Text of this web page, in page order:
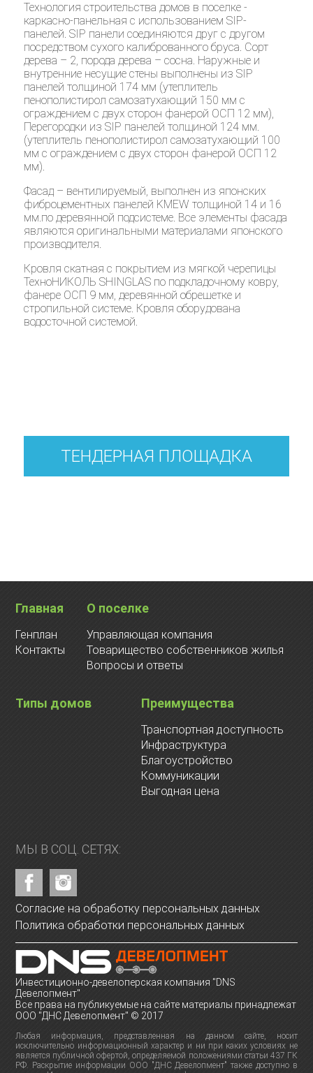
Технология строительства домов в поселке -
каркасно-панельная с использованием SIP-
панелей. SIP панели соединяются друг с другом
посредством сухого калиброванного бруса. Сорт
дерева – 2, порода дерева – сосна. Наружные и
внутренние несущие стены выполнены из SIP
панелей толщиной 174 мм (утеплитель
пенополистирол самозатухающий 150 мм с
ограждением с двух сторон фанерой ОСП 12 мм),
Перегородки из SIP панелей толщиной 124 мм.
(утеплитель пенополистирол самозатухающий 100
мм с ограждением с двух сторон фанерой ОСП 12
мм).
Фасад – вентилируемый, выполнен из японских
фиброцементных панелей KMEW толщиной 14 и 16
мм.по деревянной подсистеме. Все элементы фасада
являются оригинальными материалами японского
производителя.
Кровля скатная с покрытием из мягкой черепицы
ТехноНИКОЛЬ SHINGLAS по подкладочному ковру,
фанере ОСП 9 мм, деревянной обрешетке и
стропильной системе. Кровля оборудована
водосточной системой.
ТЕНДЕРНАЯ ПЛОЩАДКА
Главная
Генплан
Контакты
О поселке
Управляющая компания
Товарищество собственников жилья
Вопросы и ответы
Типы домов Преимущества
Транспортная доступность
Инфраструктура
Благоустройство
Коммуникации
Выгодная цена
МЫ В СОЦ. СЕТЯХ:
Согласие на обработку персональных данных
Политика обработки персональных данных
Инвестиционно-девелоперская компания "DNS
Девелопмент"
Все права на публикуемые на сайте материалы принадлежат
ООО "ДНС Девелопмент" © 2017
Любая информация, представленная на данном сайте, носит
исключительно информационный характер и ни при каких условиях не
является публичной офертой, определяемой положениями статьи 437 ГК
РФ. Раскрытие информации ООО "ДНС Девелопмент" также доступно в